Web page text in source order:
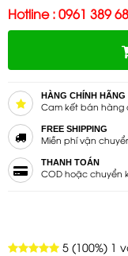
Hotline : 0961 389
HÀNG CHÍNH HÃNG
Cam kết bán hàng
FREE SHIPPING
Miễn phí vận
THANH TOÁN
COD hoặc chuyển
5 (100%) 1